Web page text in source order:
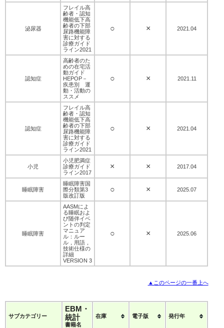
泌尿器
フレイル高
齢者・認知
機能低下高
齢者の下部
尿路機能障
害に対する
診療ガイド
ライン2021
○ × 2021.04
認知症
高齢者のた
めの在宅活
動ガイド
HEPOP－
疾患別 運
動・活動の
ススメ
○ × 2021.11
認知症
フレイル高
齢者・認知
機能低下高
齢者の下部
尿路機能障
害に対する
診療ガイド
ライン2021
○ × 2021.04
小児
小児肥満症
診療ガイド
ライン2017
× × 2017.04
睡眠障害
睡眠障害国
際分類第3
版改訂版
○ × 2025.07
睡眠障害
AASMによ
る睡眠およ
び随伴イベ
ントの判定
マニュア
ル：ルー
ル，用語，
技術仕様の
詳細
VERSION 3
○ × 2025.06
▲このページの一番上へ
サブカテゴリー
EBM・
統計
書籍名
在庫 電子版 発行年